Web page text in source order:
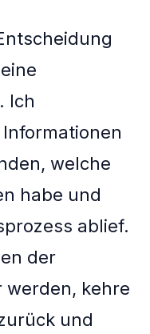
Ich
welche
habe und
ablief.
der
werden, kehre
und